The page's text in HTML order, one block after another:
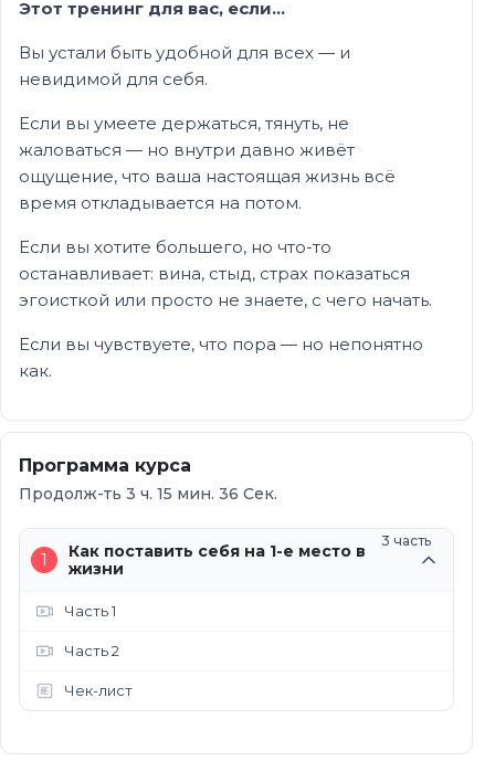
Этот тренинг для вас, если…
Вы устали быть удобной для всех — и
невидимой для себя.
Если вы умеете держаться, тянуть, не
жаловаться — но внутри давно живёт
ощущение, что ваша настоящая жизнь всё
время откладывается на потом.
Если вы хотите большего, но что-то
останавливает: вина, стыд, страх показаться
эгоисткой или просто не знаете, с чего начать.
Если вы чувствуете, что пора — но непонятно
как.
Программа курса
Продолж-ть 3 ч. 15 мин. 36 Сек.
1
Как поставить себя на 1-е место в
жизни
3 часть
Часть 1
Часть 2
Чек-лист